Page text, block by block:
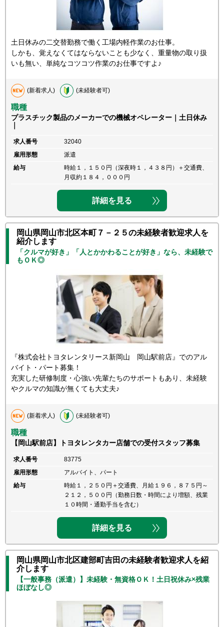
土日休みの二交替勤務で働く工場内軽作業のお仕事。
しかも、覚えなくてはならないことも少なく、重量物の取り扱
いも無い、単純なコツコツ作業のお仕事ですよ♪
(新着求人) (未経験者可)
職種
プラスチック製品のメーカーでの機械オペレーター｜土日休み
求人番号
32040
雇用形態
派遣
給与
時給１，１５０円（深夜時１，４３８円）＋交通費、
月収約１８４，０００円
詳細を見る
岡山県岡山市北区本町７－２５の未経験者歓迎求人を
紹介します
「クルマが好き」「人とかかわることが好き」なら、未経験で
もＯＫ◎
『株式会社トヨタレンタリース新岡山 岡山駅前店』でのアル
バイト・パート募集！
充実した研修制度・心強い先輩たちのサポートもあり、未経験
やクルマの知識が無くても大丈夫♪
(新着求人) (未経験者可)
職種
【岡山駅前店】トヨタレンタカー店舗での受付スタッフ募集
求人番号
83775
雇用形態
アルバイト、パート
給与
時給１，２５０円＋交通費、月給１９６，８７５円～
２１２，５００円（勤務日数・時間により増額、残業
１０時間・通勤手当を含む）
詳細を見る
岡山県岡山市北区建部町吉田の未経験者歓迎求人を紹
介します
【一般事務（派遣）】未経験・無資格ＯＫ！土日祝休み×残業
ほぼなし◎